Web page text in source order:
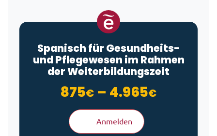
Spanisch für Gesundheits-
und Pflegewesen im Rahmen
der Weiterbildungszeit
875€ – 4.965€
Anmelden